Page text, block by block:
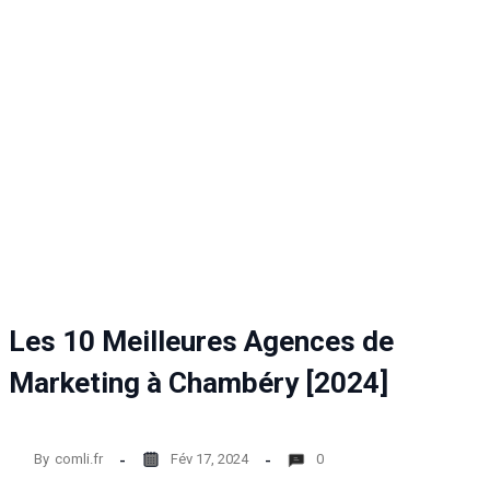
Les 10 Meilleures Agences de
Marketing à Chambéry [2024]
By comli.fr Fév 17, 2024 0